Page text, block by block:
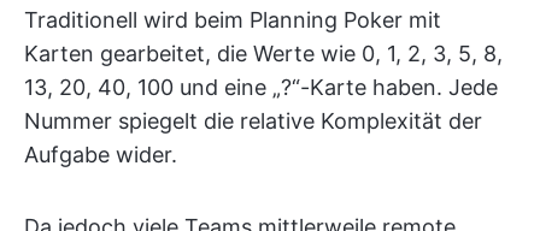
Traditionell wird beim Planning Poker mit
Karten gearbeitet, die Werte wie 0, 1, 2, 3, 5, 8,
13, 20, 40, 100 und eine „?“-Karte haben. Jede
Nummer spiegelt die relative Komplexität der
Aufgabe wider.